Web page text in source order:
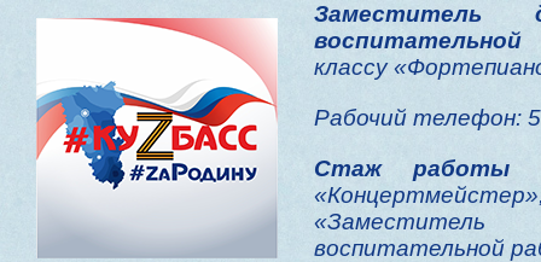
Заместитель
воспитательной
классу
Рабочий телефон:
Стаж работы
воспитательной